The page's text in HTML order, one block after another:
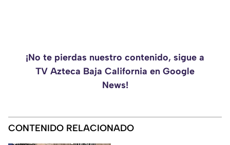
¡No te pierdas nuestro contenido, sigue a
TV Azteca Baja California en Google
News!
CONTENIDO RELACIONADO